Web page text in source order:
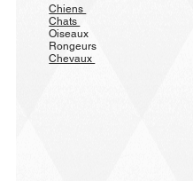
Chiens
Chats
Oiseaux
Rongeurs
Chevaux